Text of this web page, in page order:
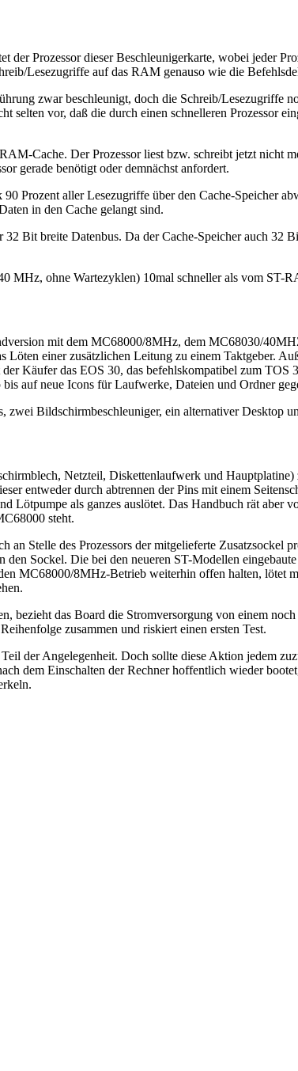
Prozessor dieser Beschleunigerkarte, wobei jeder
Lesezugriffe auf das RAM genauso wie die
zwar beschleunigt, doch die Schreib/
selten vor, daß die durch einen schnelleren Prozessor
Cache. Der Prozessor liest bzw. schreibt jetzt nicht
gerade benötigt oder demnächst anfordert.
Prozent aller Lesezugriffe über den Cache-Speicher
in den Cache gelangt sind.
Bit breite Datenbus. Da der Cache-Speicher auch
MHz, ohne Wartezyklen) 10mal schneller als vom ST-
mit dem MC68000/8MHz, dem MC68030/
Löten einer zusätzlichen Leitung zu einem Taktgeber.
Käufer das EOS 30, das befehlskompatibel zum
auf neue Icons für Laufwerke, Dateien und Ordner
zwei Bildschirmbeschleuniger, ein alternativer Desktop
Netzteil, Diskettenlaufwerk und
entweder durch abtrennen der Pins mit einem
Lötpumpe als ganzes auslötet. Das Handbuch rät
steht.
an Stelle des Prozessors der mitgelieferte
Sockel. Die bei den neueren ST-Modellen
MC68000/8MHz-Betrieb weiterhin offen halten, lötet
bezieht das Board die Stromversorgung von einem
zusammen und riskiert einen ersten Test.
der Angelegenheit. Doch sollte diese Aktion jedem
dem Einschalten der Rechner hoffentlich wieder